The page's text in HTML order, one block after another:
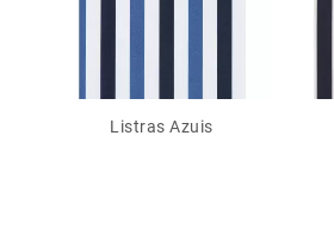
Listras Azuis